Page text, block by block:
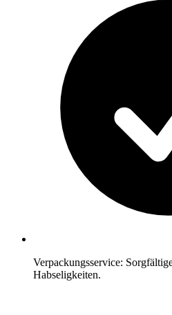
Verpackungsservice:
Habseligkeiten.